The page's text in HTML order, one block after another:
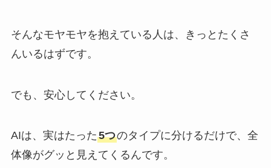
そんなモヤモヤを抱えている人は、きっとたくさ
んいるはずです。
でも、安心してください。
AIは、実はたった5つのタイプに分けるだけで、全
体像がグッと見えてくるんです。